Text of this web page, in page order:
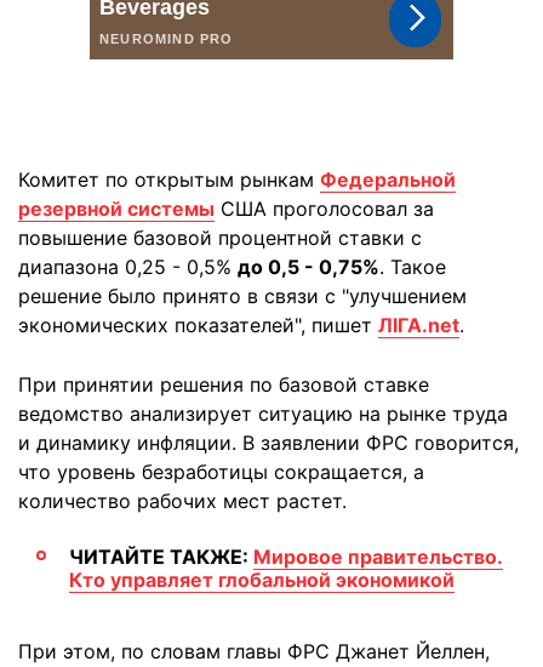
Комитет по открытым рынкам Федеральной
резервной системы США проголосовал за
повышение базовой процентной ставки с
диапазона 0,25 - 0,5% до 0,5 - 0,75%. Такое
решение было принято в связи с "улучшением
экономических показателей", пишет ЛІГА.net.
При принятии решения по базовой ставке
ведомство анализирует ситуацию на рынке труда
и динамику инфляции. В заявлении ФРС говорится,
что уровень безработицы сокращается, а
количество рабочих мест растет.
ЧИТАЙТЕ ТАКЖЕ: Мировое правительство.
Кто управляет глобальной экономикой
При этом, по словам главы ФРС Джанет Йеллен,